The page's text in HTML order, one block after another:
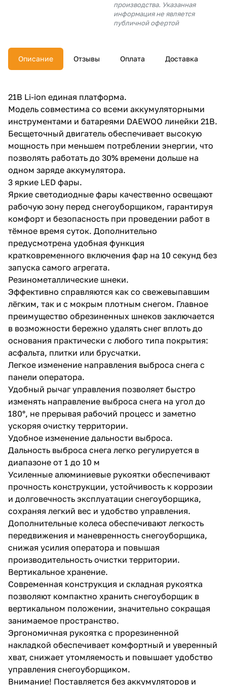
производства. Указанная
информация не является
публичной офертой
Описание Отзывы Оплата Доставка
21В Li-ion единая платформа.
Модель совместима со всеми аккумуляторными
инструментами и батареями DAEWOO линейки 21В.
Бесщеточный двигатель обеспечивает высокую
мощность при меньшем потреблении энергии, что
позволять работать до 30% времени дольше на
одном заряде аккумулятора.
3 яркие LED фары.
Яркие светодиодные фары качественно освещают
рабочую зону перед снегоуборщиком, гарантируя
комфорт и безопасность при проведении работ в
тёмное время суток. Дополнительно
предусмотрена удобная функция
кратковременного включения фар на 10 секунд без
запуска самого агрегата.
Резинометаллические шнеки.
Эффективно справляются как со свежевыпавшим
лёгким, так и с мокрым плотным снегом. Главное
преимущество обрезиненных шнеков заключается
в возможности бережно удалять снег вплоть до
основания практически с любого типа покрытия:
асфальта, плитки или брусчатки.
Легкое изменение направления выброса снега с
панели оператора.
Удобный рычаг управления позволяет быстро
изменять направление выброса снега на угол до
180°, не прерывая рабочий процесс и заметно
ускоряя очистку территории.
Удобное изменение дальности выброса.
Дальность выброса снега легко регулируется в
диапазоне от 1 до 10 м
Усиленные алюминиевые рукоятки обеспечивают
прочность конструкции, устойчивость к коррозии
и долговечность эксплуатации снегоуборщика,
сохраняя легкий вес и удобство управления.
Дополнительные колеса обеспечивают легкость
передвижения и маневренность снегоуборщика,
снижая усилия оператора и повышая
производительность очистки территории.
Вертикальное хранение.
Современная конструкция и складная рукоятка
позволяют компактно хранить снегоуборщик в
вертикальном положении, значительно сокращая
занимаемое пространство.
Эргономичная рукоятка с прорезиненной
накладкой обеспечивает комфортный и уверенный
хват, снижает утомляемость и повышает удобство
управления снегоуборщиком.
Внимание! Поставляется без аккумуляторов и
раз в 2 недели
plait.ru